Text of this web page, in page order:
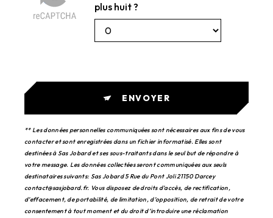
plus huit ?
ENVOYER
** Les données personnelles communiquées sont nécessaires aux fins de vous
contacter et sont enregistrées dans un fichier informatisé. Elles sont
destinées à Sas Jobard et ses sous-traitants dans le seul but de répondre à
votre message. Les données collectées seront communiquées aux seuls
destinataires suivants: Sas Jobard 5 Rue du Pont Joli 21150 Darcey
contact@sasjobard.fr. Vous disposez de droits d’accès, de rectification,
d’effacement, de portabilité, de limitation, d’opposition, de retrait de votre
consentement à tout moment et du droit d’introduire une réclamation